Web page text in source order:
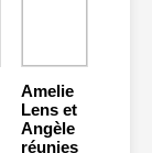
Amelie
Lens et
Angèle
réunies